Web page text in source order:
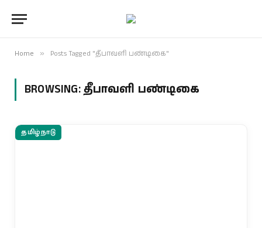
Home » Posts Tagged "தீபாவளி பண்டிகை"
BROWSING:தீபாவளி பண்டிகை
தமிழ்நாடு